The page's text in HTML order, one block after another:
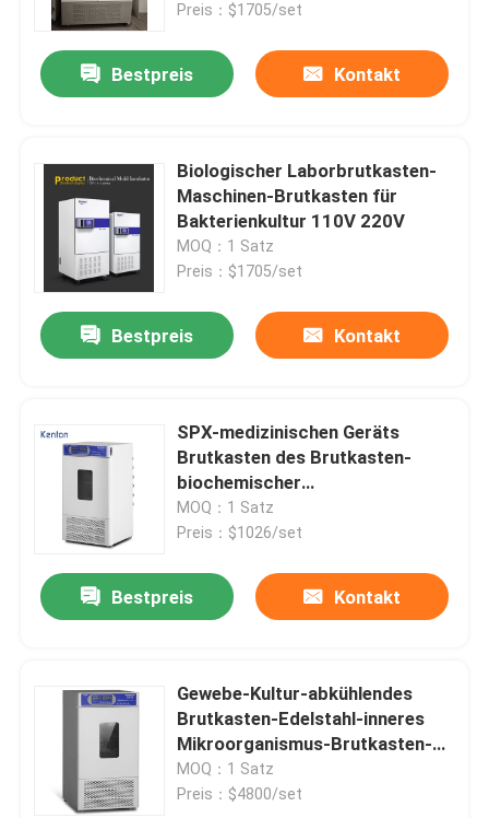
Produkte
Über uns
Fabrik Tour
Kontakt
Nachrichten
Preis：$1705/set
Bestpreis Kontakt
Biologischer Laborbrutkasten-
Maschinen-Brutkasten für
Bakterienkultur 110V 220V
MOQ：1 Satz
Preis：$1705/set
Bestpreis Kontakt
SPX-medizinischen Geräts
Brutkasten des Brutkasten-
biochemischer
Verschlusspfropfen-150L in der
Mikrobiologie
MOQ：1 Satz
Preis：$1026/set
Bestpreis Kontakt
Gewebe-Kultur-abkühlendes
Brutkasten-Edelstahl-inneres
Mikroorganismus-Brutkasten-
Labor
MOQ：1 Satz
Preis：$4800/set